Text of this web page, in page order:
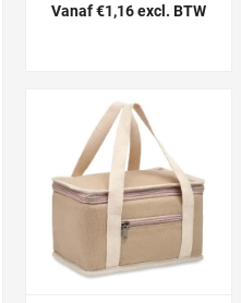
Vanaf €1,16 excl. BTW